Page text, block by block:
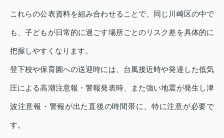
これらの公表資料を組み合わせることで、同じ川崎区の中で
も、子どもが日常的に過ごす場所ごとのリスク差を具体的に
把握しやすくなります。
登下校や保育園への送迎時には、台風接近時や発達した低気
圧による高潮注意報・警報発表時、また強い地震が発生し津
波注意報・警報が出た直後の時間帯に、特に注意が必要で
す。